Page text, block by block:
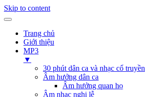
Skip to content
Trang chủ
Giới thiệu
MP3
▼
30 phút dân ca và nhạc cổ truyền
Âm hưởng dân ca
Âm hưởng quan họ
Âm nhạc nghi lễ